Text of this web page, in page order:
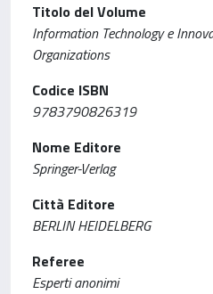
Titolo del Volume
Information Technology e
Organizations
Codice ISBN
9783790826319
Nome Editore
Springer-Verlag
Città Editore
BERLIN HEIDELBERG
Referee
Esperti anonimi